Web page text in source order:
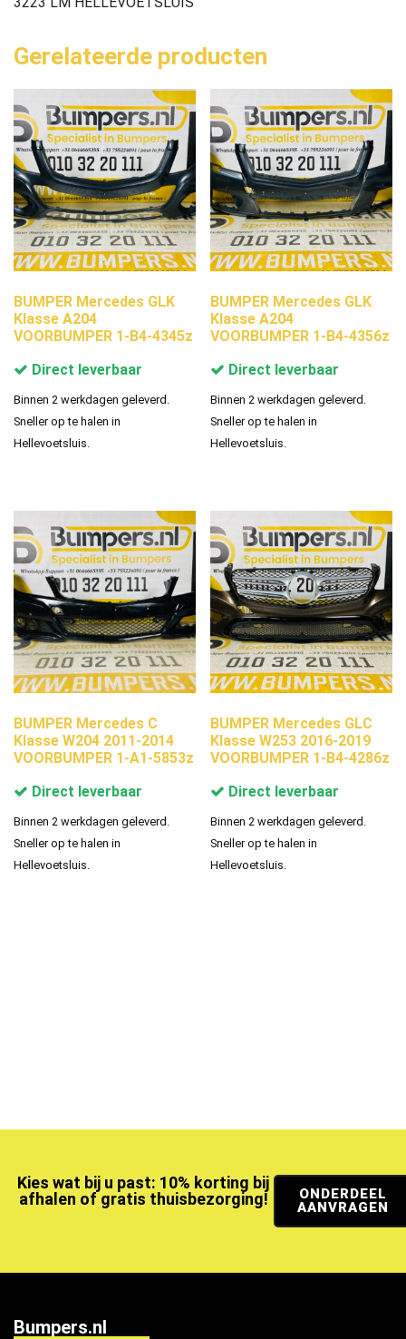
Gerelateerde producten
BUMPER Mercedes GLK
Klasse A204
VOORBUMPER 1-B4-4345z
Direct leverbaar
Binnen 2 werkdagen geleverd.
Sneller op te halen in
Hellevoetsluis.
BUMPER Mercedes GLK
Klasse A204
VOORBUMPER 1-B4-4356z
Direct leverbaar
Binnen 2 werkdagen geleverd.
Sneller op te halen in
Hellevoetsluis.
BUMPER Mercedes C
Klasse W204 2011-2014
VOORBUMPER 1-A1-5853z
Direct leverbaar
Binnen 2 werkdagen geleverd.
Sneller op te halen in
Hellevoetsluis.
BUMPER Mercedes GLC
Klasse W253 2016-2019
VOORBUMPER 1-B4-4286z
Direct leverbaar
Binnen 2 werkdagen geleverd.
Sneller op te halen in
Hellevoetsluis.
Kies wat bij u past: 10% korting bij
afhalen of gratis thuisbezorging!
ONDERDEEL
AANVRAGEN
Bumpers.nl